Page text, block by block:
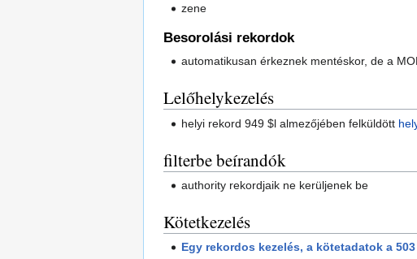
zene
Besorolási rekordok
automatikusan érkeznek mentéskor, de a
Lelőhelykezelés
helyi rekord 949 $l almezőjében felküldött
filterbe beírandók
authority rekordjaik ne kerüljenek be
Kötetkezelés
Egy rekordos kezelés, a kötetadatok a